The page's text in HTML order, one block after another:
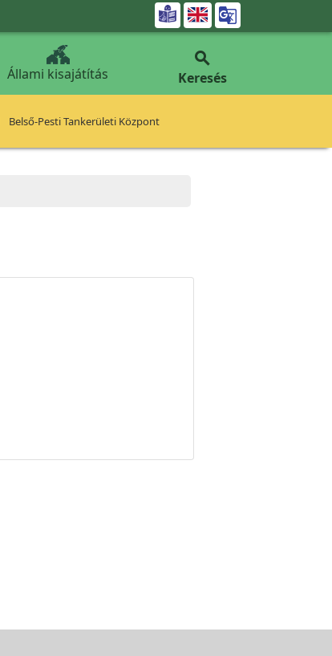

Állami kisajátítás

Keresés
Belső-Pesti Tankerületi Központ